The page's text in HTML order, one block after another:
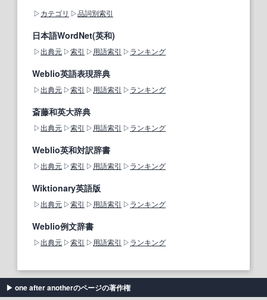
カテゴリ
品詞別索引
日本語WordNet(英和)
出典元 索引 用語索引 ランキング
Weblio英語表現辞典
出典元 索引 用語索引 ランキング
斎藤和英大辞典
出典元 索引 用語索引 ランキング
Weblio英和対訳辞書
出典元 索引 用語索引 ランキング
Wiktionary英語版
出典元 索引 用語索引 ランキング
Weblio例文辞書
出典元 索引 用語索引 ランキング
one after anotherのページの著作権